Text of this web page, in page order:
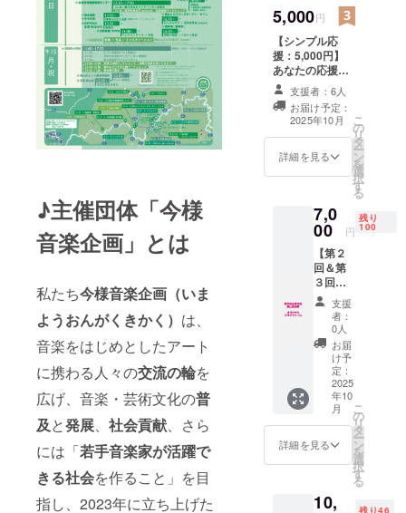
♪主催団体「今様
音楽企画」とは
私たち今様音楽企画（いま
ようおんがくきかく） は、
音楽をはじめとしたアート
に携わる人々の交流の輪を
広げ、音楽・芸術文化の普
及と発展、 社会貢献、さら
には「若手音楽家が活躍で
きる社会を作ること」を目
指し、2023年に立ち上げた
を目指して
います。
演奏会企画
やワーク
ショップ、
交流会や音
楽鑑賞会な
の場を創り
だしていま
「音楽文化
に触れる機
会が比較的
少ない地方
での活動を
通して、音
楽を軸とし
て人々の輪
を広げる」
を通じて、
持ちを
込めて
お送り
いたし
ます。
・プロ
ジェク
ト終了
後には
感謝の
気持ち
ルをお
送りい
たしま
す。
5,000円
【シンプル応
援：5,000円】
あなたの応援に
心から感謝させ
ていただきま
す。プロジェク
ト終了後には感
謝の気持ちを込
めてお礼のメー
（メールの宛
名）をご記入く
ださい。 ※「シ
ンプル応援」は
金額によらずリ
ターン内容は
3,000円のものと
同一となりま
支援者：6人
お届け予定：
2025年10月
詳細を見る
こ
の
リ
タ
ー
ン
を
選
択
す
る
7,0
00 円
残り
100
【第２
回＆第
３回美
山音楽
祭オリ
ジナル
クリア
ファイ
ル】 ・
第３回
美山音
楽祭オ
リジナ
ルクリ
アファ
イル、
昨年の
支援
者：
0人
お届
け予
定：
2025
年10
月
詳細を見る
こ
の
リ
タ
ー
ン
を
選
択
す
る
10, 残り46